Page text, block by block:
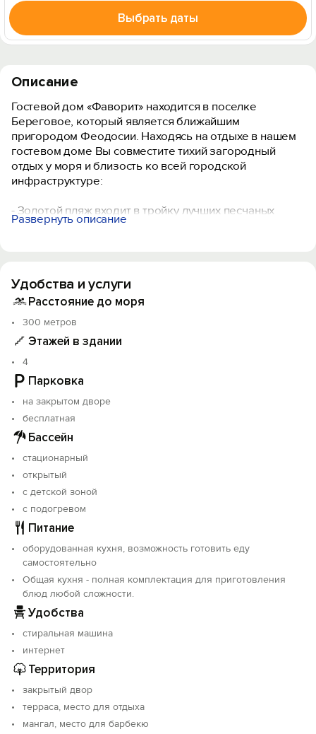
Выбрать даты
Описание
Гостевой дом «Фаворит» находится в поселке
Береговое, который является ближайшим
пригородом Феодосии. Находясь на отдыхе в нашем
гостевом доме Вы совместите тихий загородный
отдых у моря и близость ко всей городской
инфраструктуре:
- Золотой пляж входит в тройку лучших песчаных
пляжей Крыма и находится в 5 минутах ходьбы от
- Уютные номера с современным дизайном как для
двоих, так и для больших компаний.
на море.
- Большая территория с комфортной беседкой и
летней мебелью.
- Бассейн с подогревом и детской зоной.
- Парковка для авто на территории.
- В пешей доступности различные магазины,
банкомат, кафе, рестораны, аптека, рынок,
автобусная остановка, дельфинарий.
Развернуть описание
Удобства и услуги
Расстояние до моря
300 метров
Этажей в здании
4
Парковка
на закрытом дворе
бесплатная
Бассейн
стационарный
открытый
с детской зоной
с подогревом
Питание
оборудованная кухня, возможность готовить еду
самостоятельно
Общая кухня - полная комплектация для приготовления
блюд любой сложности.
Удобства
стиральная машина
интернет
Территория
закрытый двор
терраса, место для отдыха
мангал, место для барбекю